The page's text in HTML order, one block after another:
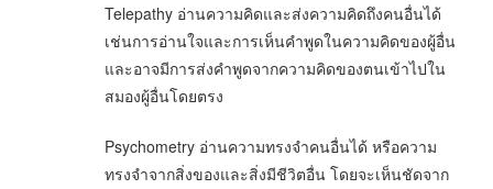
Telepathy อ่านความคิดและส่งความคิดถึงคนอื่นได้
เช่นการอ่านใจและการเห็นคำพูดในความคิดของผู้อื่น
และอาจมีการส่งคำพูดจากความคิดของตนเข้าไปใน
สมองผู้อื่นโดยตรง
Psychometry อ่านความทรงจำคนอื่นได้ หรือความ
ทรงจำจากสิ่งของและสิ่งมีชีวิตอื่น โดยจะเห็นชัดจาก